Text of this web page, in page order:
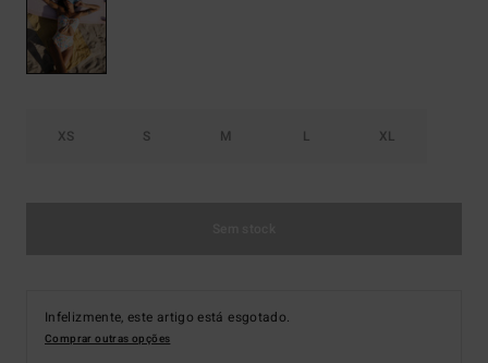
XS S M L XL
Infelizmente, este artigo está esgotado.
Comprar outras opções